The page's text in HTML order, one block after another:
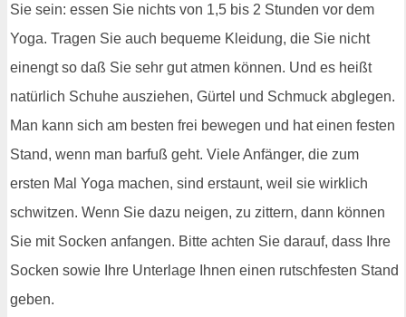
Sie sein: essen Sie nichts von 1,5 bis 2 Stunden vor dem
Yoga. Tragen Sie auch bequeme Kleidung, die Sie nicht
einengt so daß Sie sehr gut atmen können. Und es heißt
natürlich Schuhe ausziehen, Gürtel und Schmuck abglegen.
Man kann sich am besten frei bewegen und hat einen festen
Stand, wenn man barfuß geht. Viele Anfänger, die zum
ersten Mal Yoga machen, sind erstaunt, weil sie wirklich
schwitzen. Wenn Sie dazu neigen, zu zittern, dann können
Sie mit Socken anfangen. Bitte achten Sie darauf, dass Ihre
Socken sowie Ihre Unterlage Ihnen einen rutschfesten Stand
geben.